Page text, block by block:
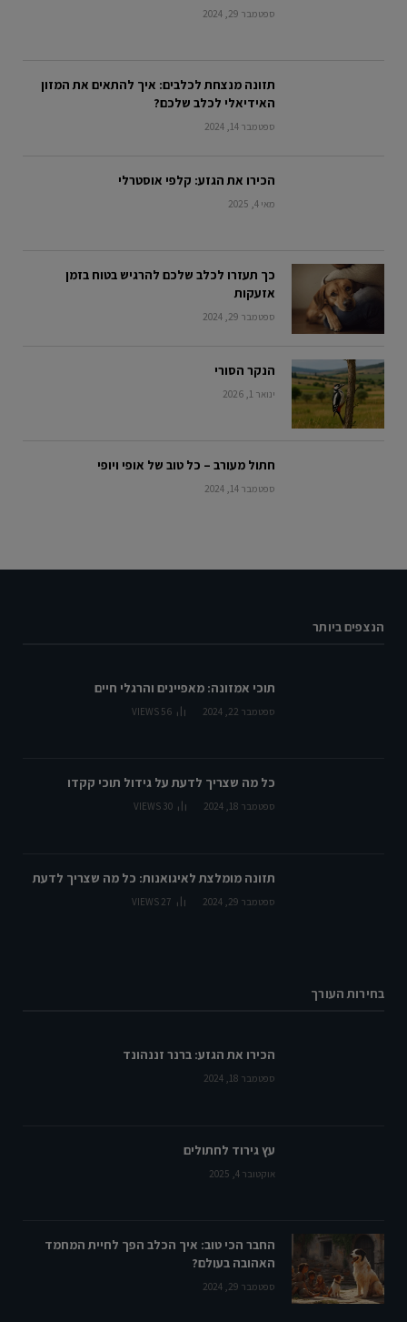
ספטמבר 29, 2024
תזונה מנצחת לכלבים: איך להתאים את המזון
האידיאלי לכלב שלכם?
ספטמבר 14, 2024
הכירו את הגזע: קלפי אוסטרלי
מאי 4, 2025
כך תעזרו לכלב שלכם להרגיש בטוח בזמן
אזעקות
ספטמבר 29, 2024
הנקר הסורי
ינואר 1, 2026
חתול מעורב – כל טוב של אופי ויופי
ספטמבר 14, 2024
הנצפים ביותר
תוכי אמזונה: מאפיינים והרגלי חיים
ספטמבר 22, 2024 56
VIEWS
כל מה שצריך לדעת על גידול תוכי קקדו
ספטמבר 18, 2024 30
VIEWS
תזונה מומלצת לאיגואנות: כל מה שצריך לדעת
ספטמבר 29, 2024 27
VIEWS
בחירות העורך
הכירו את הגזע: ברנר זננהונד
ספטמבר 18, 2024
עץ גירוד לחתולים
אוקטובר 4, 2025
החבר הכי טוב: איך הכלב הפך לחיית המחמד
האהובה בעולם?
ספטמבר 29, 2024